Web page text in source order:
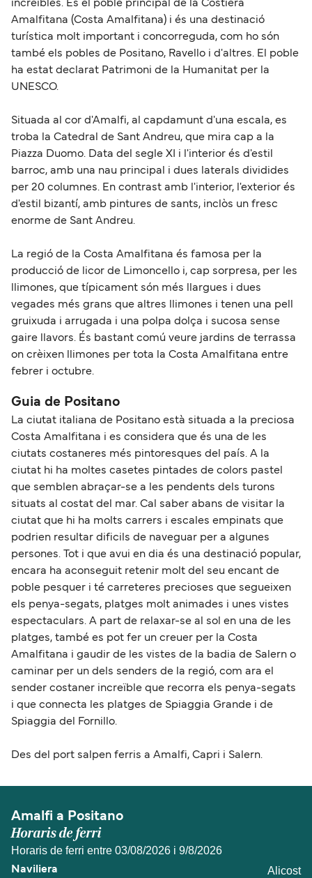
increïbles. És el poble principal de la Costiera
Amalfitana (Costa Amalfitana) i és una destinació
turística molt important i concorreguda, com ho són
també els pobles de Positano, Ravello i d'altres. El poble
ha estat declarat Patrimoni de la Humanitat per la
UNESCO.
Situada al cor d'Amalfi, al capdamunt d'una escala, es
troba la Catedral de Sant Andreu, que mira cap a la
Piazza Duomo. Data del segle XI i l'interior és d'estil
barroc, amb una nau principal i dues laterals dividides
per 20 columnes. En contrast amb l'interior, l'exterior és
d'estil bizantí, amb pintures de sants, inclòs un fresc
enorme de Sant Andreu.
La regió de la Costa Amalfitana és famosa per la
producció de licor de Limoncello i, cap sorpresa, per les
llimones, que típicament són més llargues i dues
vegades més grans que altres llimones i tenen una pell
gruixuda i arrugada i una polpa dolça i sucosa sense
gaire llavors. És bastant comú veure jardins de terrassa
on crèixen llimones per tota la Costa Amalfitana entre
febrer i octubre.
Guia de Positano
La ciutat italiana de Positano està situada a la preciosa
Costa Amalfitana i es considera que és una de les
ciutats costaneres més pintoresques del país. A la
ciutat hi ha moltes casetes pintades de colors pastel
que semblen abraçar-se a les pendents dels turons
situats al costat del mar. Cal saber abans de visitar la
ciutat que hi ha molts carrers i escales empinats que
podrien resultar dificils de naveguar per a algunes
persones. Tot i que avui en dia és una destinació popular,
encara ha aconseguit retenir molt del seu encant de
poble pesquer i té carreteres precioses que segueixen
els penya-segats, platges molt animades i unes vistes
espectaculars. A part de relaxar-se al sol en una de les
platges, també es pot fer un creuer per la Costa
Amalfitana i gaudir de les vistes de la badia de Salern o
caminar per un dels senders de la regió, com ara el
sender costaner increïble que recorra els penya-segats
i que connecta les platges de Spiaggia Grande i de
Spiaggia del Fornillo.
Des del port salpen ferris a Amalfi, Capri i Salern.
Amalfi a Positano
Horaris de ferri
Horaris de ferri entre 03/08/2026 i 9/8/2026
Alicost